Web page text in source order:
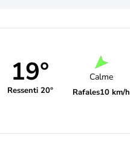
19°
Ressenti 20°
Calme
Rafales10 km/h